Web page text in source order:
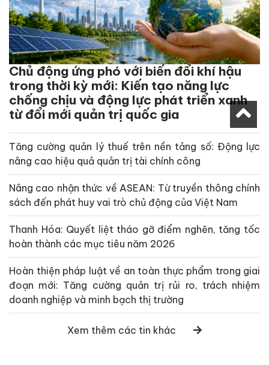
Chủ động ứng phó với biến đổi khí hậu
trong thời kỳ mới: Kiến tạo năng lực
chống chịu và động lực phát triển xanh
từ đổi mới quản trị quốc gia
Tăng cường quản lý thuế trên nền tảng số: Động lực
nâng cao hiệu quả quản trị tài chính công
Nâng cao nhận thức về ASEAN: Từ truyền thông chính
sách đến phát huy vai trò chủ động của Việt Nam
Thanh Hóa: Quyết liệt tháo gỡ điểm nghẽn, tăng tốc
hoàn thành các mục tiêu năm 2026
Hoàn thiện pháp luật về an toàn thực phẩm trong giai
đoạn mới: Tăng cường quản trị rủi ro, trách nhiệm
doanh nghiệp và minh bạch thị trường
Xem thêm các tin khác